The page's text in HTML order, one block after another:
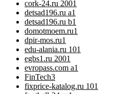
cork-24.ru 2001
detsad196.ru a1
detsad196.ru b1
domotmoem.ru1
dpir-mos.ru1
edu-alania.ru 101
egbs1.ru 2001
evropass.com a1
FinTech3
fixprice-katalog.ru 101